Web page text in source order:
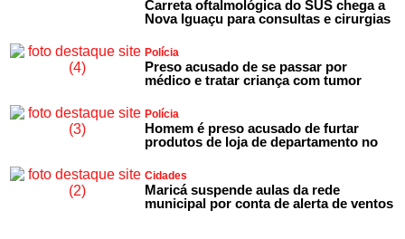
Carreta oftalmológica do SUS chega a
Nova Iguaçu para consultas e cirurgias
Polícia
Preso acusado de se passar por
médico e tratar criança com tumor
Polícia
Homem é preso acusado de furtar
produtos de loja de departamento no
Cidades
Maricá suspende aulas da rede
municipal por conta de alerta de ventos